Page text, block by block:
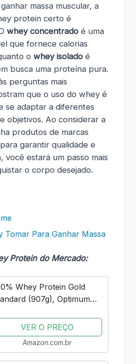
massa muscular, a
protein certo é
whey concentrado é uma
que fornece calorias
o whey isolado é
busca uma proteína pura.
perguntas mais
que o uso do whey é
se adaptar a diferentes
objetivos. Ao considerar a
produtos de marcas
garantir qualidade e
você estará um passo mais
o corpo desejado.
Tomar Para Ganhar Massa
Protein do Mercado:
Whey Protein Gold
(907g), Optimum
VER O PREÇO
Amazon.com.br